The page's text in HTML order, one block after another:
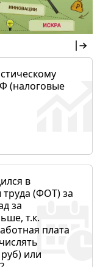
(налоговые
в
(ФОТ) за
за
т.к.
плата
или